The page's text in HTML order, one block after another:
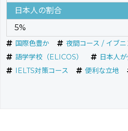
日本人の割合
5%
国際色豊か
夜間コース / イブ
語学学校（ELICOS）
日本人
IELTS対策コース
便利な立地